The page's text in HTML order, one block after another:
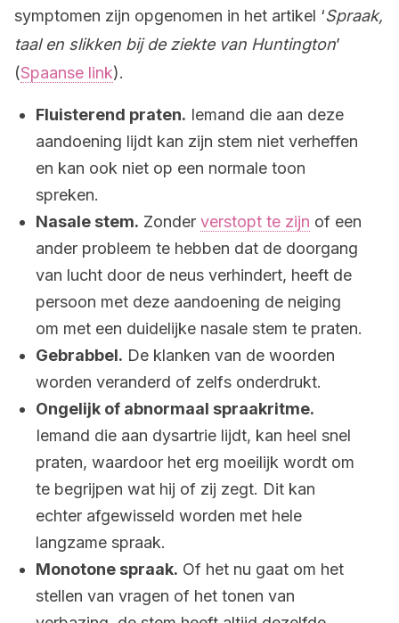
symptomen zijn opgenomen in het artikel ‘Spraak,
taal en slikken bij de ziekte van Huntington’
(Spaanse link).
Fluisterend praten. Iemand die aan deze
aandoening lijdt kan zijn stem niet verheffen
en kan ook niet op een normale toon
spreken.
Nasale stem. Zonder verstopt te zijn of een
ander probleem te hebben dat de doorgang
van lucht door de neus verhindert, heeft de
persoon met deze aandoening de neiging
om met een duidelijke nasale stem te praten.
Gebrabbel. De klanken van de woorden
worden veranderd of zelfs onderdrukt.
Ongelijk of abnormaal spraakritme.
Iemand die aan dysartrie lijdt, kan heel snel
praten, waardoor het erg moeilijk wordt om
te begrijpen wat hij of zij zegt. Dit kan
echter afgewisseld worden met hele
langzame spraak.
Monotone spraak. Of het nu gaat om het
stellen van vragen of het tonen van